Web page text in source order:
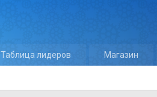
Таблица лидеров Магазин